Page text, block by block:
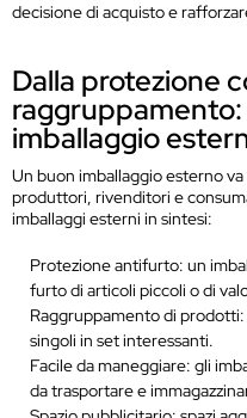
decisione di acquisto e
Dalla protezione
raggruppamento:
imballaggio
Un buon imballaggio esterno
produttori, rivenditori e
imballaggi esterni in sintesi:
Protezione antifurto: un
furto di articoli piccoli o di
Raggruppamento di
singoli in set interessanti.
Facile da maneggiare: gli
da trasportare e